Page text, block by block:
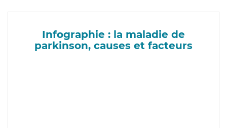
Infographie : la maladie de
parkinson, causes et facteurs